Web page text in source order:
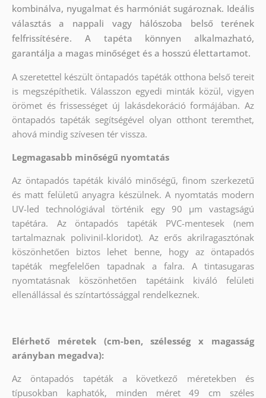
kombinálva, nyugalmat és harmóniát sugároznak. Ideális
választás a nappali vagy hálószoba belső terének
felfrissítésére. A tapéta könnyen alkalmazható,
garantálja a magas minőséget és a hosszú élettartamot.
A szeretettel készült öntapadós tapéták otthona belső tereit
is megszépíthetik. Válasszon egyedi minták közül, vigyen
örömet és frissességet új lakásdekoráció formájában. Az
öntapadós tapéták segítségével olyan otthont teremthet,
ahová mindig szívesen tér vissza.
Legmagasabb minőségű nyomtatás
Az öntapadós tapéták kiváló minőségű, finom szerkezetű
és matt felületű anyagra készülnek. A nyomtatás modern
UV-led technológiával történik egy 90 µm vastagságú
tapétára. Az öntapadós tapéták PVC-mentesek (nem
tartalmaznak polivinil-kloridot). Az erős akrilragasztónak
köszönhetően biztos lehet benne, hogy az öntapadós
tapéták megfelelően tapadnak a falra. A tintasugaras
nyomtatásnak köszönhetően tapétáink kiváló felületi
ellenállással és színtartóssággal rendelkeznek.
Elérhető méretek (cm-ben, szélesség x magasság
arányban megadva):
Az öntapadós tapéták a következő méretekben és
típusokban kaphatók, minden méret 49 cm széles